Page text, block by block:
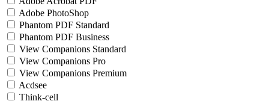
Adobe PhotoShop
Phantom PDF Standard
Phantom PDF Business
View Companions Standard
View Companions Pro
View Companions Premium
Acdsee
Think-cell